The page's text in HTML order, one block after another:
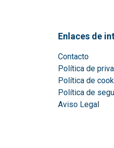
Enlaces de
Contacto
Política de
Política de
Política de
Aviso Legal